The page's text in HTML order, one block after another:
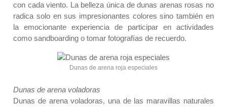
con cada viento. La belleza única de dunas arenas rosas no
radica solo en sus impresionantes colores sino también en
la emocionante experiencia de participar en actividades
como sandboarding o tomar fotografías de recuerdo.
Dunas de arena roja especiales
Dunas de arena voladoras
Dunas de arena voladoras, una de las maravillas naturales